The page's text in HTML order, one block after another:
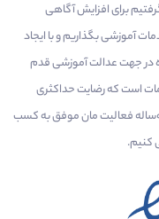
که تصمیم گرفتیم برای افزایش آگاهی
آموزشی بگذاریم و با ایجاد
در جهت عدالت آموزشی قدم
است که رضایت حداکثری
فعالیت مان موفق به کسب
کنیم.